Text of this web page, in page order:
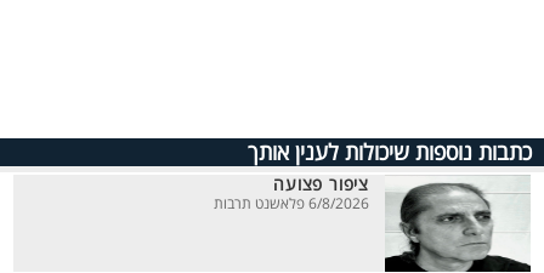
כתבות נוספות שיכולות לענין אותך
ציפור פצועה
6/8/2026 פלאשנט תרבות